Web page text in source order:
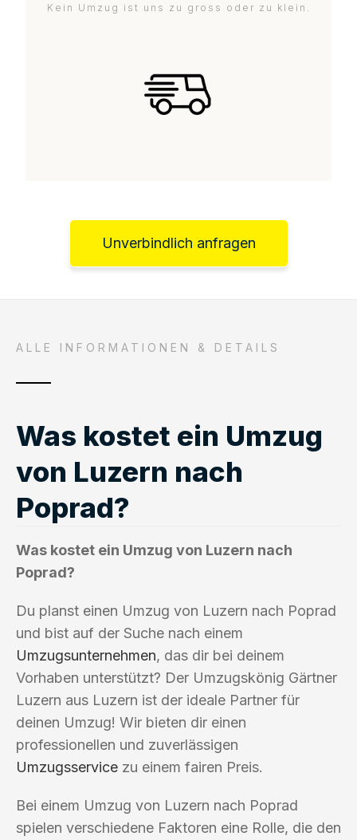
Kein Umzug ist uns zu gross oder zu klein.
Unverbindlich anfragen
ALLE INFORMATIONEN & DETAILS
Was kostet ein Umzug
von Luzern nach
Poprad?
Was kostet ein Umzug von Luzern nach
Poprad?
Du planst einen Umzug von Luzern nach Poprad
und bist auf der Suche nach einem
Umzugsunternehmen, das dir bei deinem
Vorhaben unterstützt? Der Umzugskönig Gärtner
Luzern aus Luzern ist der ideale Partner für
deinen Umzug! Wir bieten dir einen
professionellen und zuverlässigen
Umzugsservice zu einem fairen Preis.
Bei einem Umzug von Luzern nach Poprad
spielen verschiedene Faktoren eine Rolle, die den